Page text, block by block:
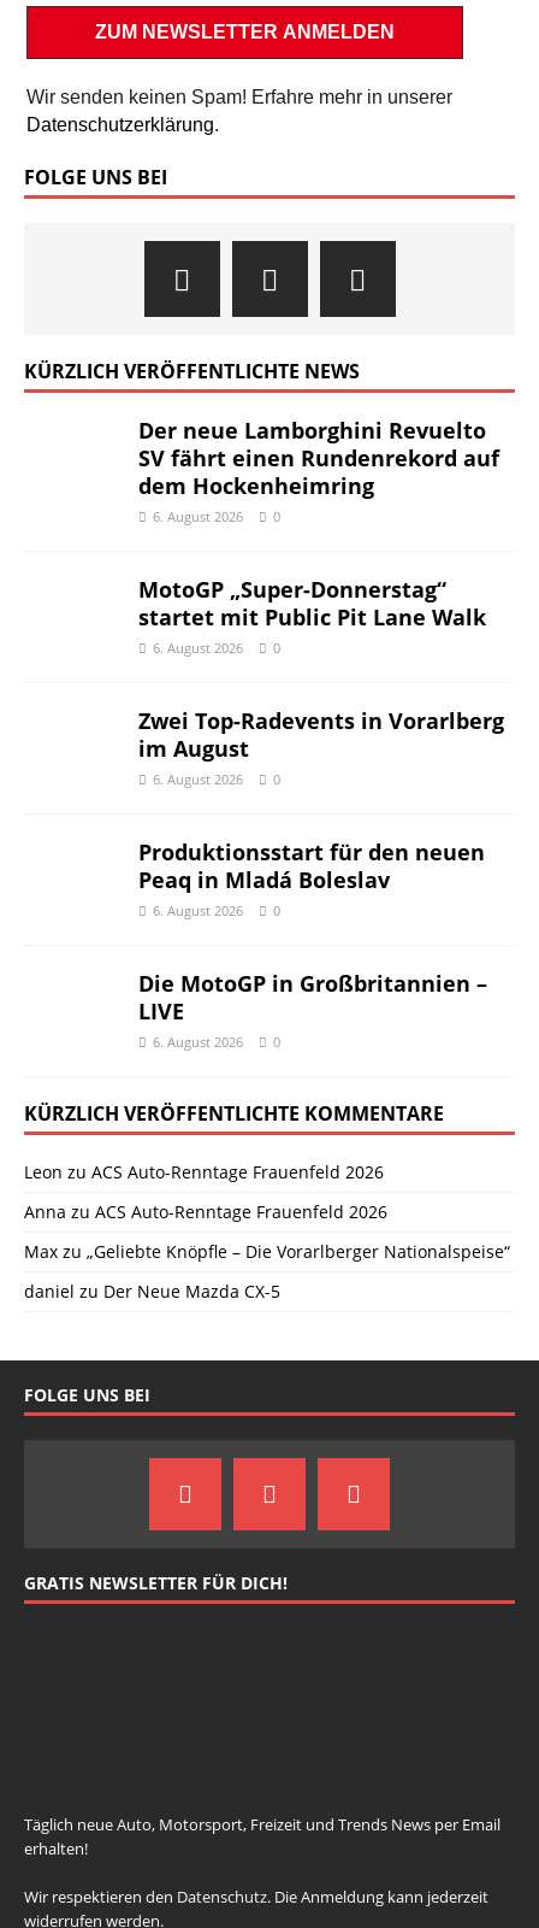
Wir senden keinen Spam! Erfahre mehr in unserer
Datenschutzerklärung.
FOLGE UNS BEI
KÜRZLICH VERÖFFENTLICHTE NEWS
Der neue Lamborghini Revuelto
SV fährt einen Rundenrekord auf
dem Hockenheimring
6. August 2026 0
MotoGP „Super-Donnerstag“
startet mit Public Pit Lane Walk
6. August 2026 0
Zwei Top-Radevents in Vorarlberg
im August
6. August 2026 0
Produktionsstart für den neuen
Peaq in Mladá Boleslav
6. August 2026 0
Die MotoGP in Großbritannien –
LIVE
6. August 2026 0
KÜRZLICH VERÖFFENTLICHTE KOMMENTARE
Leon zu ACS Auto-Renntage Frauenfeld 2026
Anna zu ACS Auto-Renntage Frauenfeld 2026
Max zu „Geliebte Knöpfle – Die Vorarlberger Nationalspeise“
daniel zu Der Neue Mazda CX-5
FOLGE UNS BEI
GRATIS NEWSLETTER FÜR DICH!
Täglich neue Auto, Motorsport, Freizeit und Trends News per Email
erhalten!
Wir respektieren den Datenschutz. Die Anmeldung kann jederzeit
widerrufen werden.